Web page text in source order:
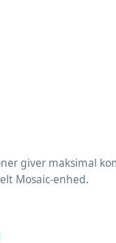
giver maksimal
Mosaic-enhed.